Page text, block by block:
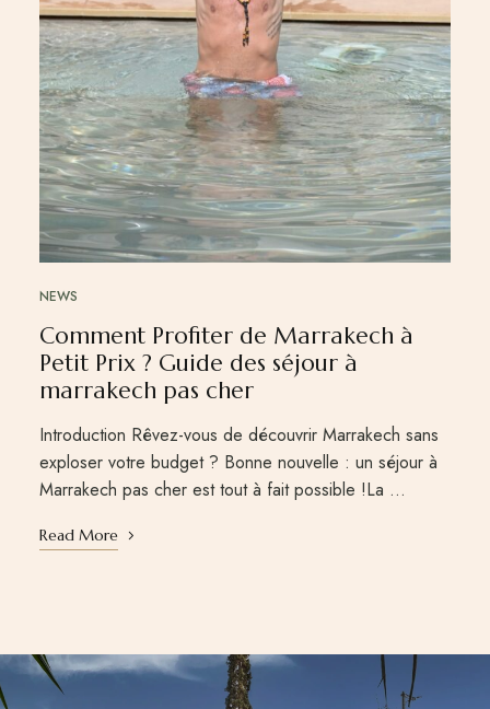
NEWS
Comment Profiter de Marrakech à
Petit Prix ? Guide des séjour à
marrakech pas cher
Introduction Rêvez-vous de découvrir Marrakech sans
exploser votre budget ? Bonne nouvelle : un séjour à
Marrakech pas cher est tout à fait possible !La …
Read More